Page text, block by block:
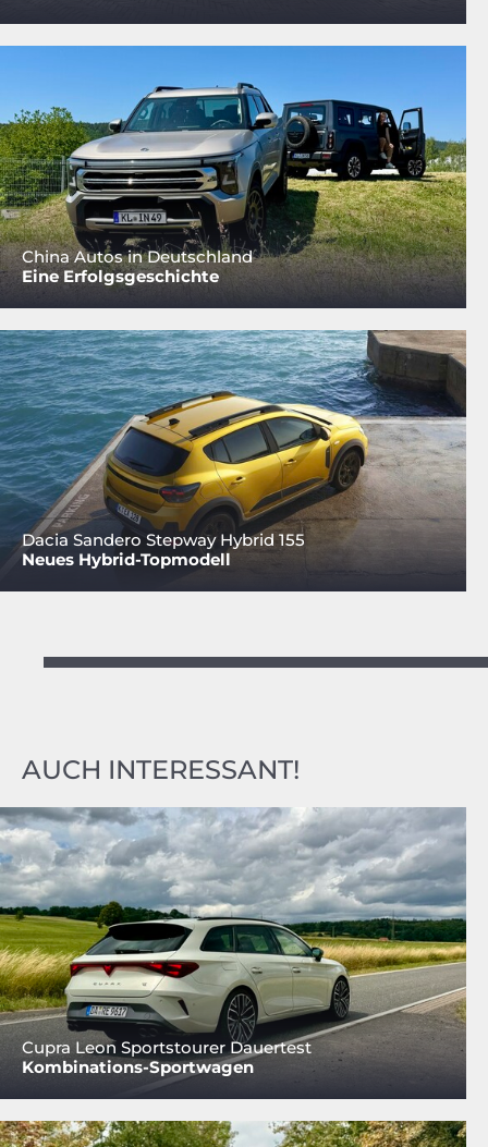
China Autos in Deutschland
Eine Erfolgsgeschichte
Dacia Sandero Stepway Hybrid 155
Neues Hybrid-Topmodell
AUCH INTERESSANT!
Cupra Leon Sportstourer Dauertest
Kombinations-Sportwagen